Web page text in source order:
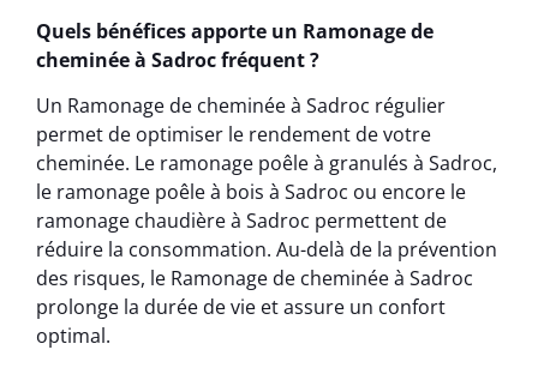
Quels bénéfices apporte un Ramonage de
cheminée à Sadroc fréquent ?
Un Ramonage de cheminée à Sadroc régulier
permet de optimiser le rendement de votre
cheminée. Le ramonage poêle à granulés à Sadroc,
le ramonage poêle à bois à Sadroc ou encore le
ramonage chaudière à Sadroc permettent de
réduire la consommation. Au-delà de la prévention
des risques, le Ramonage de cheminée à Sadroc
prolonge la durée de vie et assure un confort
optimal.